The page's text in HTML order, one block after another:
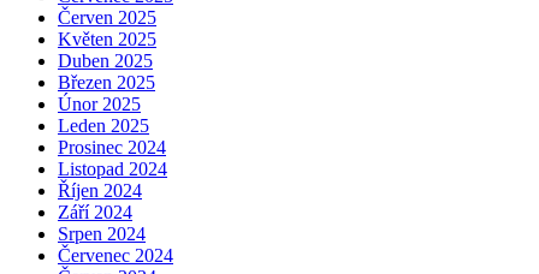
Červen 2025
Květen 2025
Duben 2025
Březen 2025
Únor 2025
Leden 2025
Prosinec 2024
Listopad 2024
Říjen 2024
Září 2024
Srpen 2024
Červenec 2024